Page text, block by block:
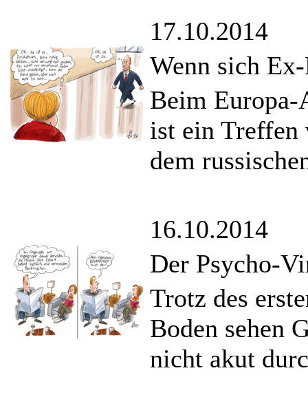
17.10.2014
Wenn sich
Beim
ist ein Treffen
dem
16.10.2014
Der Psycho-
Trotz des
Boden sehen
nicht akut